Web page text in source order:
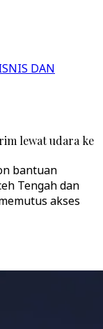
DAN
lewat udara ke
bantuan
Tengah dan
akses